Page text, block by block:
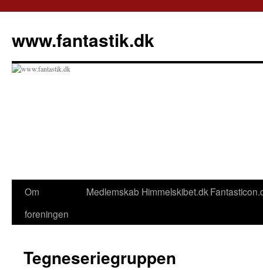
indhold
www.fantastik.dk
Om
foreningen
Medlemskab Himmelskibet.dk
Tegneseriegruppen